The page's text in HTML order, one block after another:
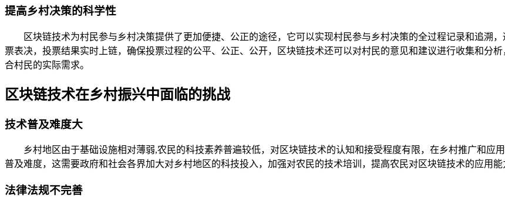
提高乡村决策的科学性
区块链技术为村民参与乡村决策提供了更加便捷、公正的途径，它可以实现村民参与乡村决策的全过程记录和追溯
票表决，投票结果实时上链，确保投票过程的公平、公正、公开，区块链技术还可以对村民的意见和建议进行收集和分
合村民的实际需求。
区块链技术在乡村振兴中面临的挑战
技术普及难度大
乡村地区由于基础设施相对薄弱,农民的科技素养普遍较低，对区块链技术的认知和接受程度有限，在乡村推广和应
普及难度，这需要政府和社会各界加大对乡村地区的科技投入，加强对农民的技术培训，提高农民对区块链技术的应用
法律法规不完善